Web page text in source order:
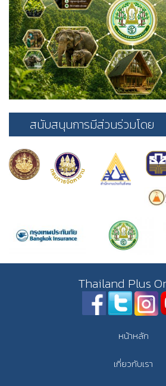
สนับสนุนการมีส่วนร่วมโดย
Thailand Plus
หน้าหลัก
เกี่ยวกับเรา